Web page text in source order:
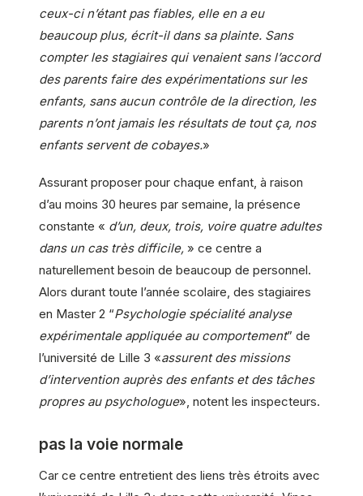
ceux-ci n’étant pas fiables, elle en a eu
beaucoup plus, écrit-il dans sa plainte. Sans
compter les stagiaires qui venaient sans l’accord
des parents faire des expérimentations sur les
enfants, sans aucun contrôle de la direction, les
parents n’ont jamais les résultats de tout ça, nos
enfants servent de cobayes.»
Assurant proposer pour chaque enfant, à raison
d’au moins 30 heures par semaine, la présence
constante « d’un, deux, trois, voire quatre adultes
dans un cas très difficile, » ce centre a
naturellement besoin de beaucoup de personnel.
Alors durant toute l’année scolaire, des stagiaires
en Master 2 “Psychologie spécialité analyse
expérimentale appliquée au comportement” de
l’université de Lille 3 «assurent des missions
d’intervention auprès des enfants et des tâches
propres au psychologue», notent les inspecteurs.
pas la voie normale
Car ce centre entretient des liens très étroits avec